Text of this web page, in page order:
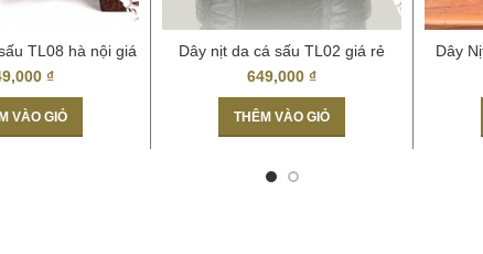
TL08 hà nội giá
rẻ
₫
VÀO GIỎ
Dây nịt da cá sấu TL02 giá rẻ
tphcm
649,000 ₫
THÊM VÀO GIỎ
Dây